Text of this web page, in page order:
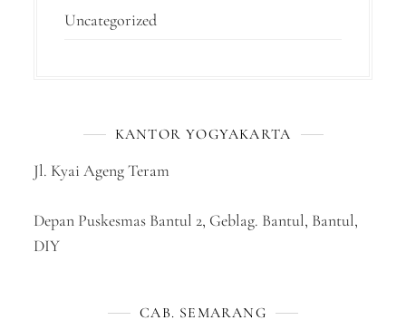
Uncategorized
KANTOR YOGYAKARTA
Jl. Kyai Ageng Teram
Depan Puskesmas Bantul 2, Geblag. Bantul, Bantul,
DIY
CAB. SEMARANG